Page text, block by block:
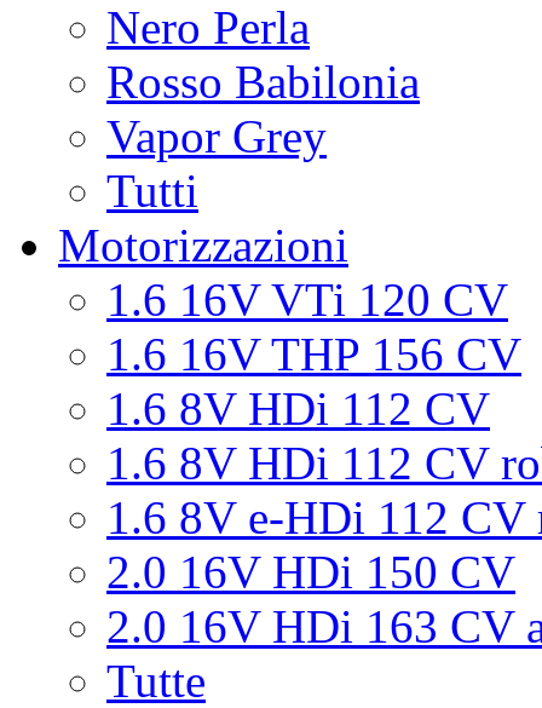
Nero Perla
Rosso Babilonia
Vapor Grey
Tutti
Motorizzazioni
1.6 16V VTi 120 CV
1.6 16V THP 156 CV
1.6 8V HDi 112 CV
1.6 8V HDi 112 CV
1.6 8V e-HDi 112 CV
2.0 16V HDi 150 CV
2.0 16V HDi 163 CV
Tutte